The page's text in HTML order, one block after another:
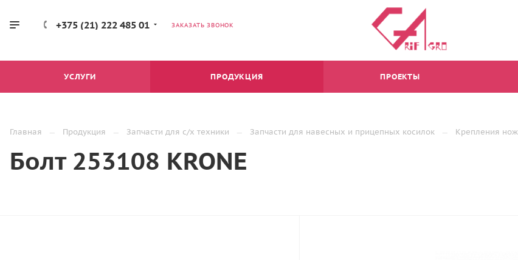
+375 (21) 222 485 01 ЗАКАЗАТЬ ЗВОНОК
УСЛУГИ ПРОДУКЦИЯ ПРОЕКТЫ
Главная Продукция Запчасти для с/х техники Запчасти для навесных и прицепных косилок Крепления
Болт 253108 KRONE